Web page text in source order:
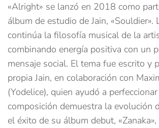
«Alright» se lanzó en 2018 como
álbum de estudio de Jain, «Souldier».
continúa la filosofía musical de la
combinando energía positiva con un
mensaje social. El tema fue escrito y
propia Jain, en colaboración con
(Yodelice), quien ayudó a
composición demuestra la evolución
el éxito de su álbum debut,